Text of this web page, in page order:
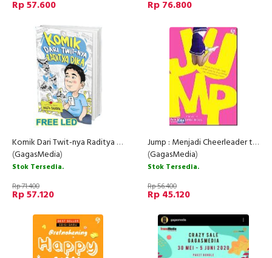
Rp 57.600 Rp 76.800
Komik Dari Twit-nya Raditya Dika (Disc 50%)
(GagasMedia)
Stok Tersedia.
Rp 71.400
Rp 57.120
Jump : Menjadi Cheerleader tidak sehebat yang kau duga - sampai kau mengalaminya sendiri!
(GagasMedia)
Stok Tersedia.
Rp 56.400
Rp 45.120